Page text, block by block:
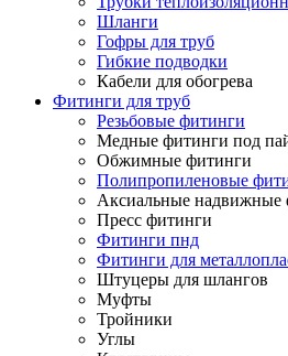
Шланги
Гофры для труб
Гибкие подводки
Кабели для обогрева
Фитинги для труб
Резьбовые фитинги
Медные фитинги под
Обжимные фитинги
Полипропиленовые
Аксиальные надвижные
Пресс фитинги
Фитинги пнд
Фитинги для
Штуцеры для шлангов
Муфты
Тройники
Углы